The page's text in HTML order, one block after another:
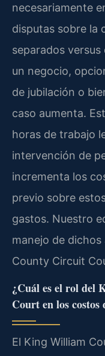
necesariamente
disputas sobre la
separados
un negocio,
de jubilación o
caso aumenta.
horas de trabajo
intervención de
incrementa los
previo sobre
gastos. Nuestro
manejo de dichos
County Circuit
¿Cuál es el rol del
Court en los costos
El King William